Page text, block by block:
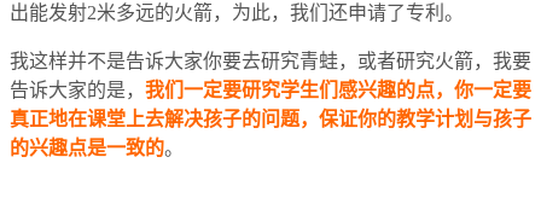
出能发射2米多远的火箭，为此，我们还申请了专利。
我这样并不是告诉大家你要去研究青蛙，或者研究火箭，我要
告诉大家的是， 我们一定要研究学生们感兴趣的点，你一定要
真正地在课堂上去解决孩子的问题，保证你的教学计划与孩子
的兴趣点是一致的。